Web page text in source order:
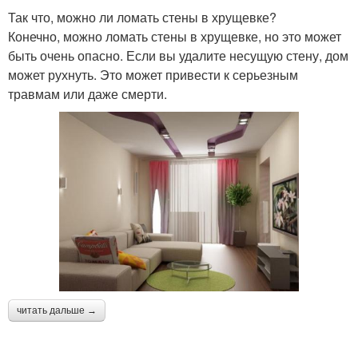
Так что, можно ли ломать стены в хрущевке?
Конечно, можно ломать стены в хрущевке, но это может
быть очень опасно. Если вы удалите несущую стену, дом
может рухнуть. Это может привести к серьезным
травмам или даже смерти.
читать дальше →